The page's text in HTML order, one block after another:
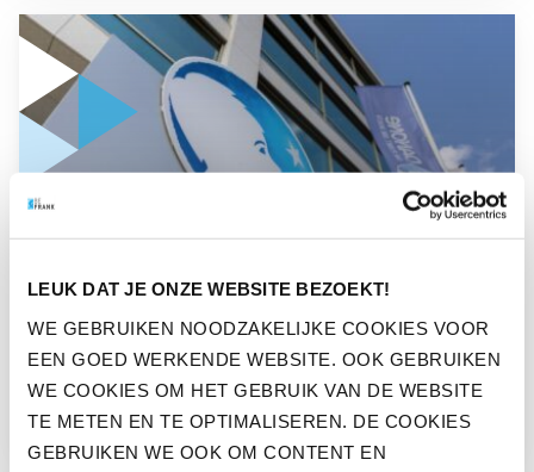
LEUK DAT JE ONZE WEBSITE BEZOEKT!
WE GEBRUIKEN NOODZAKELIJKE COOKIES VOOR
EEN GOED WERKENDE WEBSITE. OOK GEBRUIKEN
WE COOKIES OM HET GEBRUIK VAN DE WEBSITE
TE METEN EN TE OPTIMALISEREN. DE COOKIES
GEBRUIKEN WE OOK OM CONTENT EN
GA NAAR “ZO VERGROOT DANONE HET
ZO VERGROOT DANONE HET
PENSIOENBEWUSTZIJN VAN
WERKNEMERS
NIEUWS